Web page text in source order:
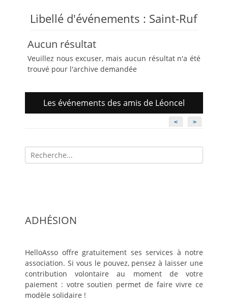
Libellé d'événements : Saint-Ruf
Aucun résultat
Veuillez nous excuser, mais aucun résultat n'a été
trouvé pour l'archive demandée
Les événements des amis de Léoncel
< >
Recherche
pour:
ADHÉSION
HelloAsso offre gratuitement ses services à notre
association. Si vous le pouvez, pensez à laisser une
contribution volontaire au moment de votre
paiement : votre soutien permet de faire vivre ce
modèle solidaire !